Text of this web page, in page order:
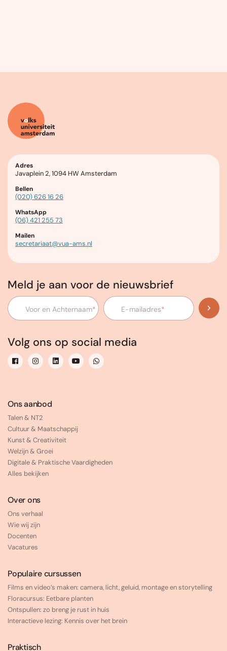
Adres
Javaplein 2, 1094 HW Amsterdam
Bellen
(020) 626 16 26
WhatsApp
(06) 421 255 73
Mailen
secretariaat@vua-ams.nl
Meld je aan voor de nieuwsbrief
Voor en Achternaam* E-mailadres*
Volg ons op social media
Ons aanbod
Talen & NT2
Cultuur & Maatschappij
Kunst & Creativiteit
Welzijn & Groei
Digitale & Praktische Vaardigheden
Alles bekijken
Over ons
Ons verhaal
Wie wij zijn
Docenten
Vacatures
Populaire cursussen
Films en video’s maken: camera, licht, geluid, montage en storytelling
Floracursus: Eetbare planten
Ontspullen: zo breng je rust in huis
Interactieve lezing: Kennis over het brein
Praktisch